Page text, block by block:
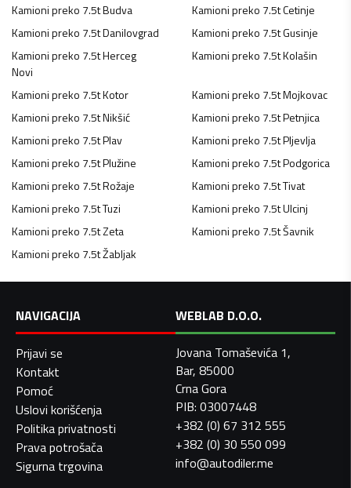
Kamioni preko 7.5tBudva Kamioni preko 7.5tCetinje
Kamioni preko 7.5tDanilovgrad Kamioni preko 7.5tGusinje
Kamioni preko 7.5tHerceg
Novi
Kamioni preko 7.5tKolašin
Kamioni preko 7.5tKotor Kamioni preko 7.5tMojkovac
Kamioni preko 7.5tNikšić Kamioni preko 7.5tPetnjica
Kamioni preko 7.5tPlav Kamioni preko 7.5tPljevlja
Kamioni preko 7.5tPlužine Kamioni preko 7.5tPodgorica
Kamioni preko 7.5tRožaje Kamioni preko 7.5tTivat
Kamioni preko 7.5tTuzi Kamioni preko 7.5tUlcinj
Kamioni preko 7.5tZeta Kamioni preko 7.5tŠavnik
Kamioni preko 7.5tŽabljak
NAVIGACIJA
Prijavi se
Kontakt
Pomoć
Uslovi korišćenja
Politika privatnosti
Prava potrošača
Sigurna trgovina
WEBLAB D.O.O.
Jovana Tomaševića 1,
Bar, 85000
Crna Gora
PIB: 03007448
+382 (0) 67 312 555
+382 (0) 30 550 099
info@autodiler.me